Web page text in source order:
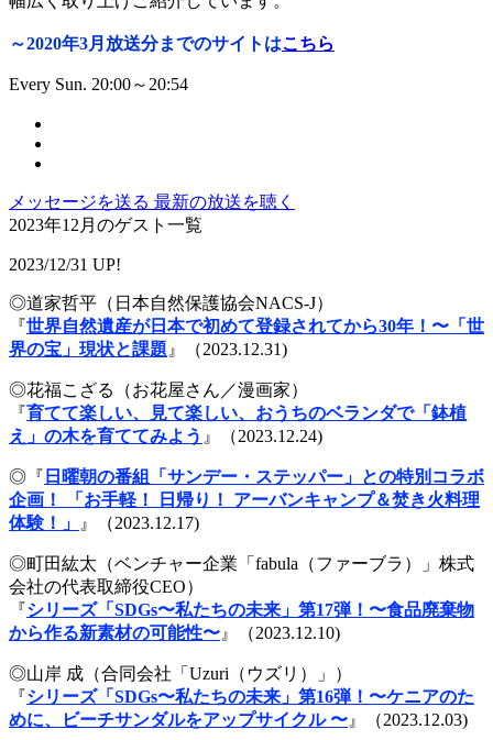
～2020年3月放送分までのサイトはこちら
Every Sun. 20:00～20:54
メッセージを送る 最新の放送を聴く
2023年12月のゲスト一覧
2023/12/31 UP!
◎道家哲平（日本自然保護協会NACS-J）
『世界自然遺産が日本で初めて登録されてから30年！〜「世
界の宝」現状と課題 』（2023.12.31)
◎花福こざる（お花屋さん／漫画家）
『育てて楽しい、見て楽しい、おうちのベランダで「鉢植
え」の木を育ててみよう 』（2023.12.24)
◎『 日曜朝の番組「サンデー・ステッパー」との特別コラボ
企画！ 「お手軽！ 日帰り！ アーバンキャンプ＆焚き火料理
体験！」
』（2023.12.17)
◎町田紘太（ベンチャー企業「fabula（ファーブラ）」株式
会社の代表取締役CEO）
『シリーズ「SDGs〜私たちの未来」第17弾！〜食品廃棄物
から作る新素材の可能性〜 』（2023.12.10)
◎山岸 成（合同会社「Uzuri（ウズリ）」）
『シリーズ「SDGs〜私たちの未来」第16弾！〜ケニアのた
めに、ビーチサンダルをアップサイクル 〜 』（2023.12.03)